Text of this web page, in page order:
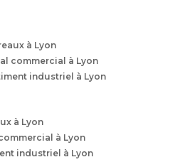
à Lyon
commercial à Lyon
industriel à Lyon
à Lyon
à Lyon
industriel à Lyon